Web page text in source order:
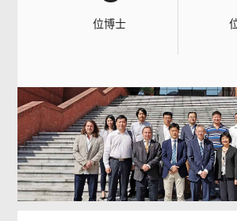
位博士